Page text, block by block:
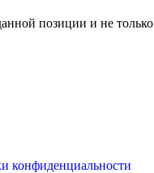
позиции и не только
конфиденциальности